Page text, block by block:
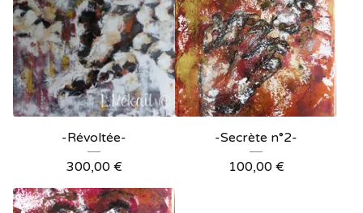
-Révoltée-
300,00 €
-Secrète n°2-
100,00 €